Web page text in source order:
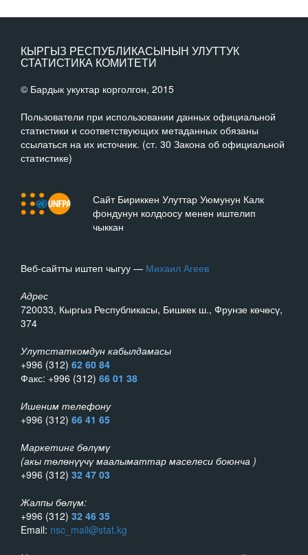
КЫРГЫЗ РЕСПУБЛИКАСЫНЫН УЛУТТУК
СТАТИСТИКА КОМИТЕТИ
© Бардык укуктар корголгон, 2015
Пользователи при использовании данных официальной
статистики и соответствующих метаданных обязаны
ссылаться на их источник. (ст. 30 Закона об официальной
статистике)
Сайт Бириккен Улуттар Уюмунун Калк
фондунун колдоосу менен иштелип
чыккан
Веб-сайтты иштеп чыгуу — Михаил Агеев
Адрес
720033, Кыргыз Республикасы, Бишкек ш., Фрунзе көчөсү,
374
Улутстаткомдун кабылдамасы
+996 (312) 62 60 84
Факс: +996 (312) 66 01 38
Ишеним телефону
+996 (312) 66 41 65
Маркетинг бөлүмү
(акы төлөнүүчү маалыматтар маселеси боюнча )
+996 (312) 32 47 03
Жалпы бөлүм:
+996 (312) 32 46 35
Email: nsc_mail@stat.kg